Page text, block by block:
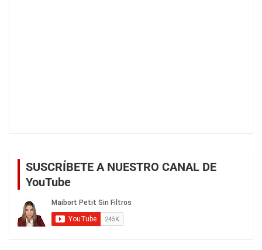
SUSCRÍBETE A NUESTRO CANAL DE
YouTube